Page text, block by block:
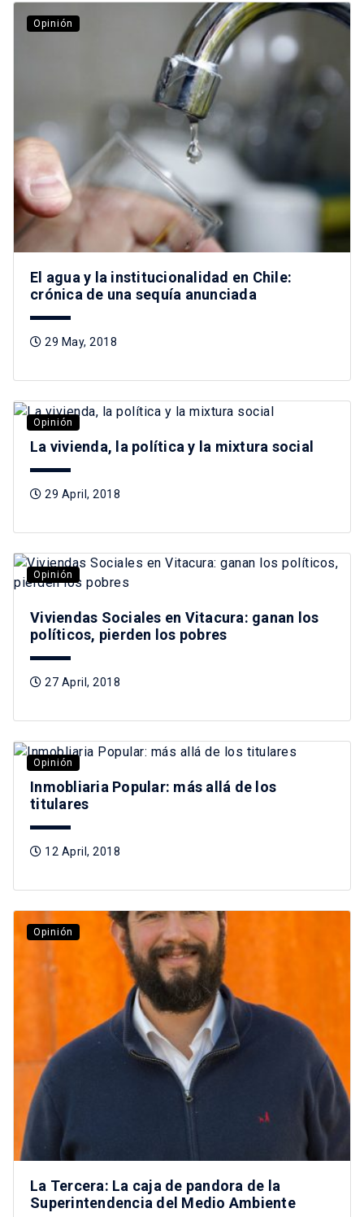
Opinión
El agua y la institucionalidad en Chile:
crónica de una sequía anunciada
29 May, 2018
Opinión
La vivienda, la política y la mixtura social
29 April, 2018
Opinión
Viviendas Sociales en Vitacura: ganan los
políticos, pierden los pobres
27 April, 2018
Opinión
Inmobliaria Popular: más allá de los
titulares
12 April, 2018
Opinión
La Tercera: La caja de pandora de la
Superintendencia del Medio Ambiente